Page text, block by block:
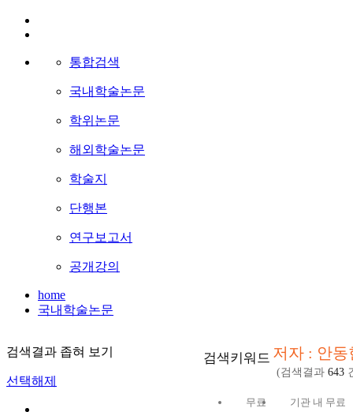
통합검색
국내학술논문
학위논문
해외학술논문
학술지
단행본
연구보고서
공개강의
home
국내학술논문
검색결과 좁혀 보기
선택해제
검색키워드 저자 : 안동
(검색결과 643
무료
기관 내 무료